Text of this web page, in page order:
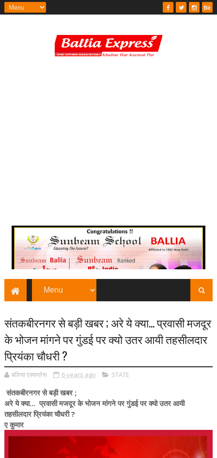
संतकबीरनगर से बड़ी खबर ; अरे ये क्या... प्रवासी मजदूर
के भोजन मांगने पर गुंडई पर क्यो उतर आयी तहसीलदार
प्रियंका चौधरी ?
बलिया एक्सप्रेस 6 years ago STATE
संतकबीरनगर से बड़ी खबर ;
अरे ये क्या... प्रवासी मजदूर के भोजन मांगने पर गुंडई पर क्यो उतर आयी
तहसीलदार प्रियंका चौधरी ?
ए कुमार